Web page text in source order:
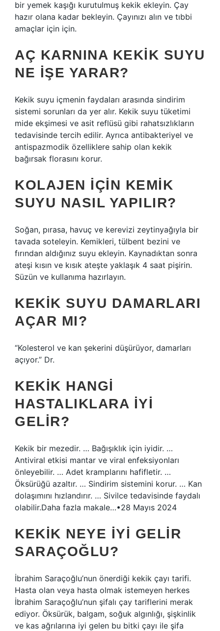
bir yemek kaşığı kurutulmuş kekik ekleyin. Çay
hazır olana kadar bekleyin. Çayınızı alın ve tıbbi
amaçlar için için.
AÇ KARNINA KEKIK SUYU
NE IŞE YARAR?
Kekik suyu içmenin faydaları arasında sindirim
sistemi sorunları da yer alır. Kekik suyu tüketimi
mide ekşimesi ve asit reflüsü gibi rahatsızlıkların
tedavisinde tercih edilir. Ayrıca antibakteriyel ve
antispazmodik özelliklere sahip olan kekik
bağırsak florasını korur.
KOLAJEN IÇIN KEMIK
SUYU NASIL YAPILIR?
Soğan, pırasa, havuç ve kerevizi zeytinyağıyla bir
tavada soteleyin. Kemikleri, tülbent bezini ve
fırından aldığınız suyu ekleyin. Kaynadıktan sonra
ateşi kısın ve kısık ateşte yaklaşık 4 saat pişirin.
Süzün ve kullanıma hazırlayın.
KEKIK SUYU DAMARLARI
AÇAR MI?
“Kolesterol ve kan şekerini düşürüyor, damarları
açıyor.” Dr.
KEKIK HANGI
HASTALIKLARA IYI
GELIR?
Kekik bir mezedir. … Bağışıklık için iyidir. …
Antiviral etkisi mantar ve viral enfeksiyonları
önleyebilir. … Adet kramplarını hafifletir. …
Öksürüğü azaltır. … Sindirim sistemini korur. … Kan
dolaşımını hızlandırır. … Sivilce tedavisinde faydalı
olabilir.Daha fazla makale…•28 Mayıs 2024
KEKIK NEYE IYI GELIR
SARAÇOĞLU?
İbrahim Saraçoğlu’nun önerdiği kekik çayı tarifi.
Hasta olan veya hasta olmak istemeyen herkes
İbrahim Saraçoğlu’nun şifalı çay tariflerini merak
ediyor. Öksürük, balgam, soğuk algınlığı, şişkinlik
ve kas ağrılarına iyi gelen bu bitki çayı ile şifa